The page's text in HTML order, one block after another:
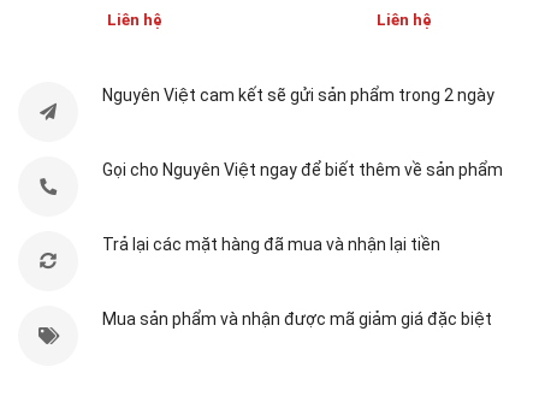
Khối Lượng:
dạng lỏng màu trắng đục
2. CÔNG DỤNG KEO DÁN GỖ 502:
Liên hệ Liên hệ
Nguyên Việt cam kết sẽ gửi sản phẩm trong 2 ngày
Gọi cho Nguyên Việt ngay để biết thêm về sản phẩm
Trả lại các mặt hàng đã mua và nhận lại tiền
Mua sản phẩm và nhận được mã giảm giá đặc biệt